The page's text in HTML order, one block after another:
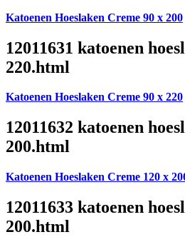
Katoenen Hoeslaken Creme 90 x 200
12011631 katoenen
220.html
Katoenen Hoeslaken Creme 90 x 220
12011632 katoenen
200.html
Katoenen Hoeslaken Creme 120 x
12011633 katoenen
200.html